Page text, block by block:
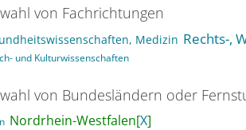
von Fachrichtungen
Medizin Rechts-,
und Kulturwissenschaften
von Bundesländern oder
Nordrhein-Westfalen[X]